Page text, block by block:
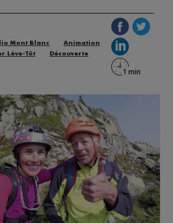
Mont Blanc
Animation
Lève-Tôt
Découverte